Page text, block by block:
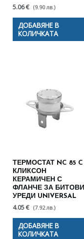
5.06 € (9.90 лв.)
ДОБАВЯНЕ В
КОЛИЧКАТА
ТЕРМОСТАТ NC 85 C
КЛИКСОН
КЕРАМИЧЕН С
ФЛАНЧЕ ЗА БИТОВИ
УРЕДИ UNIVERSAL
4.05 € (7.92 лв.)
ДОБАВЯНЕ В
КОЛИЧКАТА